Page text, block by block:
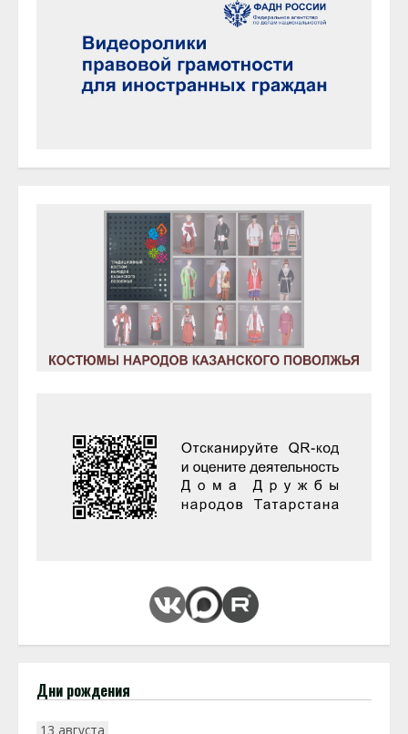
Дни рождения
13 августа